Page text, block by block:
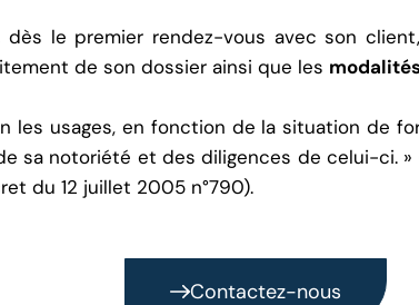
le premier rendez-vous avec son
de son dossier ainsi que les
les usages, en fonction de la situation de
sa notoriété et des diligences de celui-ci. »
du 12 juillet 2005 n°790).
Contactez-nous